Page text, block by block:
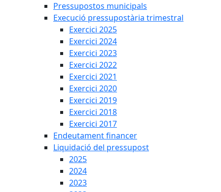
Pressupostos municipals
Execució pressupostària trimestral
Exercici 2025
Exercici 2024
Exercici 2023
Exercici 2022
Exercici 2021
Exercici 2020
Exercici 2019
Exercici 2018
Exercici 2017
Endeutament financer
Liquidació del pressupost
2025
2024
2023